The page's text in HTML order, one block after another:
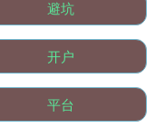
避坑
开户
平台